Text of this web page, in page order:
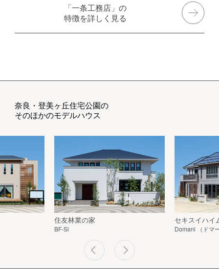
「一条工務店」の
特徴を詳しく見る
奈良・登美ヶ丘住宅公園の
そのほかのモデルハウス
住友林業の家
BF-Si
セキスイハイ
Domani （ドマ